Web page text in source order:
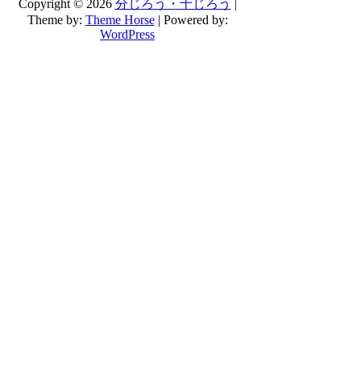
Copyright © 2026 分じろう・十じろう |
Theme by: Theme Horse| Powered by:
WordPress